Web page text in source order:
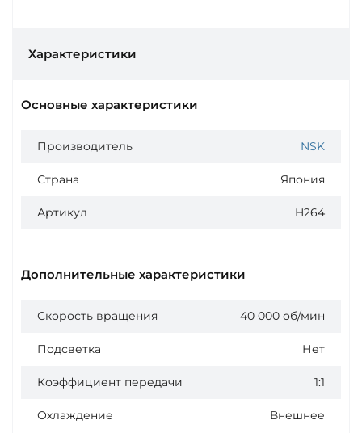
Характеристики
Основные характеристики
Производитель NSK
Страна Япония
Артикул H264
Дополнительные характеристики
Скорость вращения 40 000 об/мин
Подсветка Нет
Коэффициент передачи 1:1
Охлаждение Внешнее